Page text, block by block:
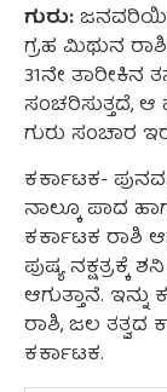
ಗುರು:
ಗ್ರಹ ಮಿಥುನ
31ನೇ ತಾರೀಕಿನ
ಸಂಚರಿಸುತ್ತದೆ,
ಗುರು ಸಂಚಾರ
ಕರ್ಕಾಟಕ-
ನಾಲ್ಕೂ ಪಾದ
ಕರ್ಕಾಟಕ ರಾಶಿ
ಪುಷ್ಯ ನಕ್ಷತ್ರಕ್ಕೆ
ಆಗುತ್ತಾನೆ.
ರಾಶಿ, ಜಲ ತತ್ವದ
ಕರ್ಕಾಟಕ.